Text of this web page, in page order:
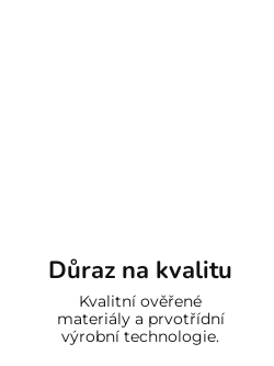
Důraz na kvalitu
Kvalitní ověřené
materiály a prvotřídní
výrobní technologie.